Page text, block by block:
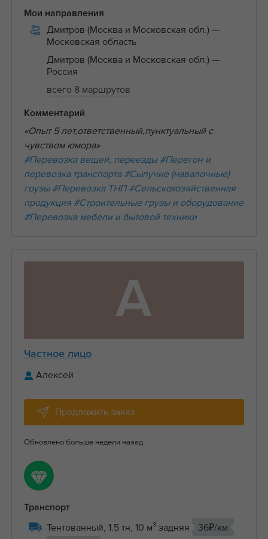
Мои направления
Дмитров (Москва и Московская обл.) —
Московская область
Дмитров (Москва и Московская обл.) —
Россия
всего 8 маршрутов
Комментарий
«Опыт 5 лет,ответственный,пунктуальный с
чувством юмора»
#Перевозка вещей, переезды #Перегон и
перевозка транспорта #Сыпучие (навалочные)
грузы #Перевозка ТНП #Сельскохозяйственная
продукция #Строительные грузы и оборудование
#Перевозка мебели и бытовой техники
А
Частное лицо
Алексей
Предложить заказ
Обновлено больше недели назад
Транспорт
Тентованный, 1.5 тн, 10 м³ задняя
36₽/км